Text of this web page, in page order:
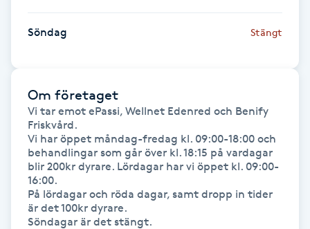
Kostrådgivning
Kroppsinpackning
Kroppspeeling
Käkledsbehandling
Kärlbehandling
Söndag Stängt
Om företaget
Vi tar emot ePassi, Wellnet Edenred och Benify
Friskvård.
Vi har öppet måndag-fredag kl. 09:00-18:00 och
behandlingar som går över kl. 18:15 på vardagar
blir 200kr dyrare. Lördagar har vi öppet kl. 09:00-
16:00.
På lördagar och röda dagar, samt dropp in tider
är det 100kr dyrare.
Söndagar är det stängt.